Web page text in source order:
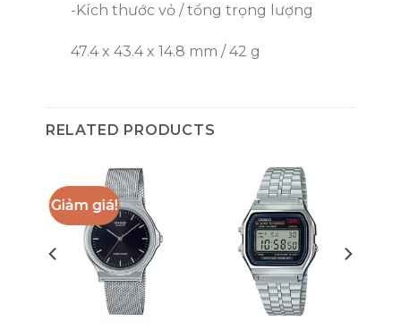
-Kích thước vỏ / tổng trọng lượng
47.4 x 43.4 x 14.8 mm / 42 g
RELATED PRODUCTS
Giảm giá!